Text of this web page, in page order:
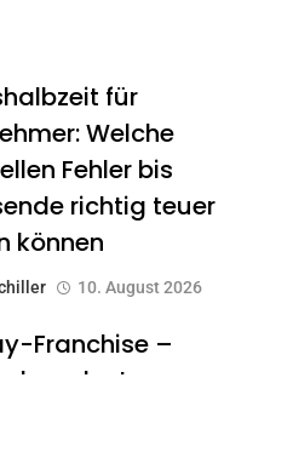
für
Welche
Fehler bis
richtig teuer
können
10. August 2026
Franchise –
oder teurer